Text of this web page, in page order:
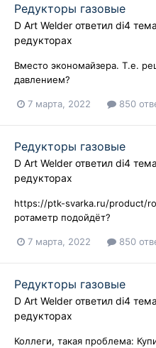
Редукторы газовые
D Art Welder ответил di4
редукторах
Вместо экономайзера. Т.е.
давлением?
7 марта, 2022 850
Редукторы газовые
D Art Welder ответил di4
редукторах
https://ptk-svarka.ru/product/
ротаметр подойдёт?
7 марта, 2022 850
Редукторы газовые
D Art Welder ответил di4
редукторах
Коллеги, такая проблема: